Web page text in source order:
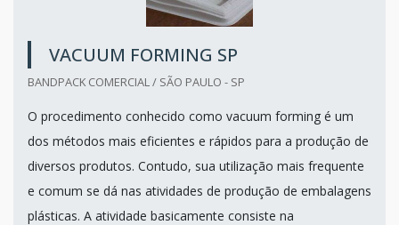
VACUUM FORMING SP
BANDPACK COMERCIAL / SÃO PAULO - SP
O procedimento conhecido como vacuum forming é um
dos métodos mais eficientes e rápidos para a produção de
diversos produtos. Contudo, sua utilização mais frequente
e comum se dá nas atividades de produção de embalagens
plásticas. A atividade basicamente consiste na